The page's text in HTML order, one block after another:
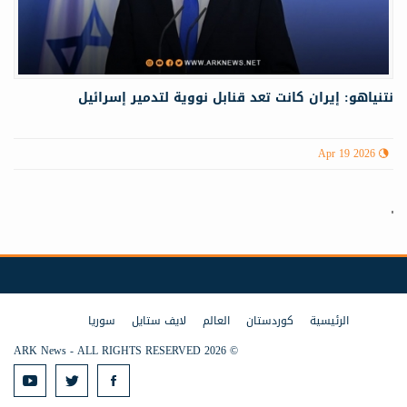
نتنياهو: إيران كانت تعد قنابل نووية لتدمير إسرائيل
Apr 19 2026
الرئيسية كوردستان العالم لايف ستايل
سوريا
© 2026 ARK News - ALL RIGHTS RESERVED